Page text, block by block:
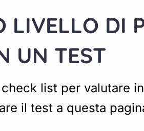
LIVELLO DI
UN TEST
list per valutare
il test a questa